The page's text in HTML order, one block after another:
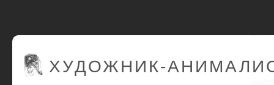
ХУДОЖНИК-